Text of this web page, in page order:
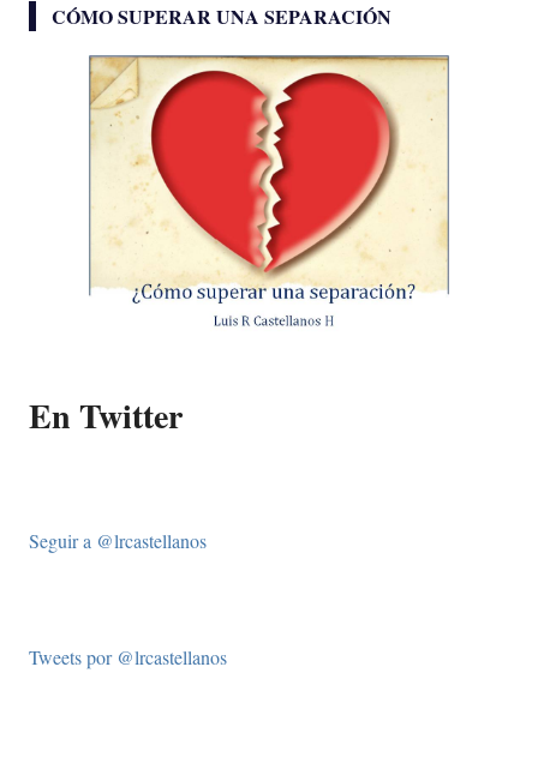
CÓMO SUPERAR UNA SEPARACIÓN
En Twitter
Seguir a @lrcastellanos
Tweets por @lrcastellanos